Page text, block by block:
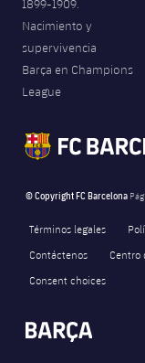
1899-1909.
Nacimiento y
supervivencia
Barça en Champions
League
© Copyright FC Barcelona
Términos legales
Contáctenos
Centro
Consent choices